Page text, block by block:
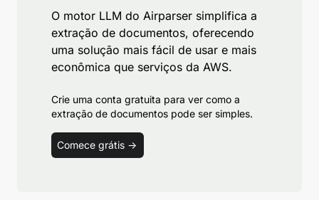
O motor LLM do Airparser simplifica a
extração de documentos, oferecendo
uma solução mais fácil de usar e mais
econômica que serviços da AWS.
Crie uma conta gratuita para ver como a
extração de documentos pode ser simples.
Comece grátis ->